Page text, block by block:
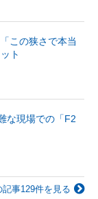
この狭さで本当
ト
な現場での「F2
記事129件を見る